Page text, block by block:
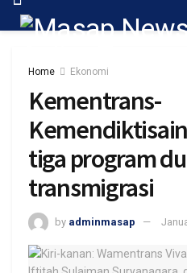
Home Ekonomi
Kementrans-
tiga program
transmigrasi
by adminmasap